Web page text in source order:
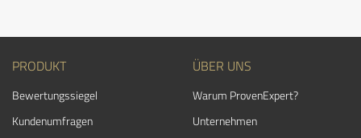
PRODUKT
Bewertungssiegel
Kundenumfragen
ÜBER UNS
Warum ProvenExpert?
Unternehmen